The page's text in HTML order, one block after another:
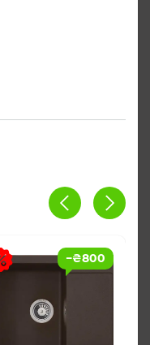
вашу
– прості в
3 ½ “, сифон,
−₴800